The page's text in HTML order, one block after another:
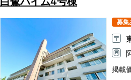
募集
掲載